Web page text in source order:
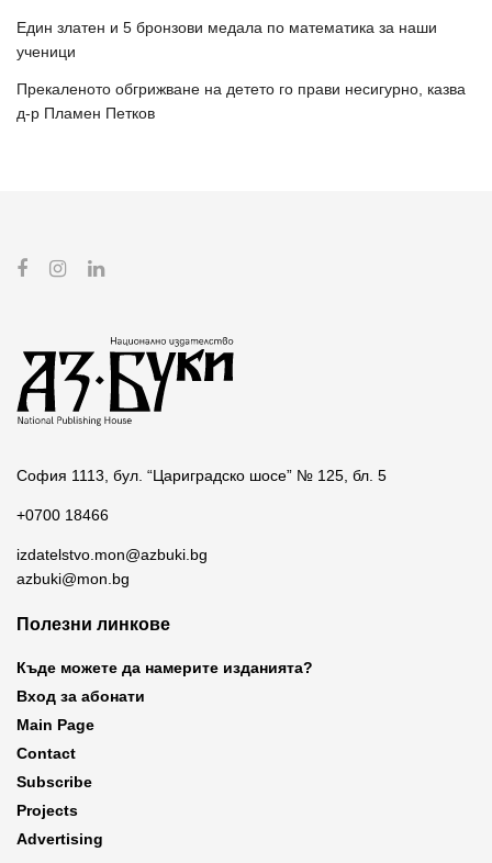
Един златен и 5 бронзови медала по математика за наши
ученици
Прекаленото обгрижване на детето го прави несигурно, казва
д-р Пламен Петков
София 1113, бул. “Цариградско шосе” № 125, бл. 5
+0700 18466
izdatelstvo.mon@azbuki.bg
azbuki@mon.bg
Полезни линкове
Къде можете да намерите изданията?
Вход за абонати
Main Page
Contact
Subscribe
Projects
Advertising